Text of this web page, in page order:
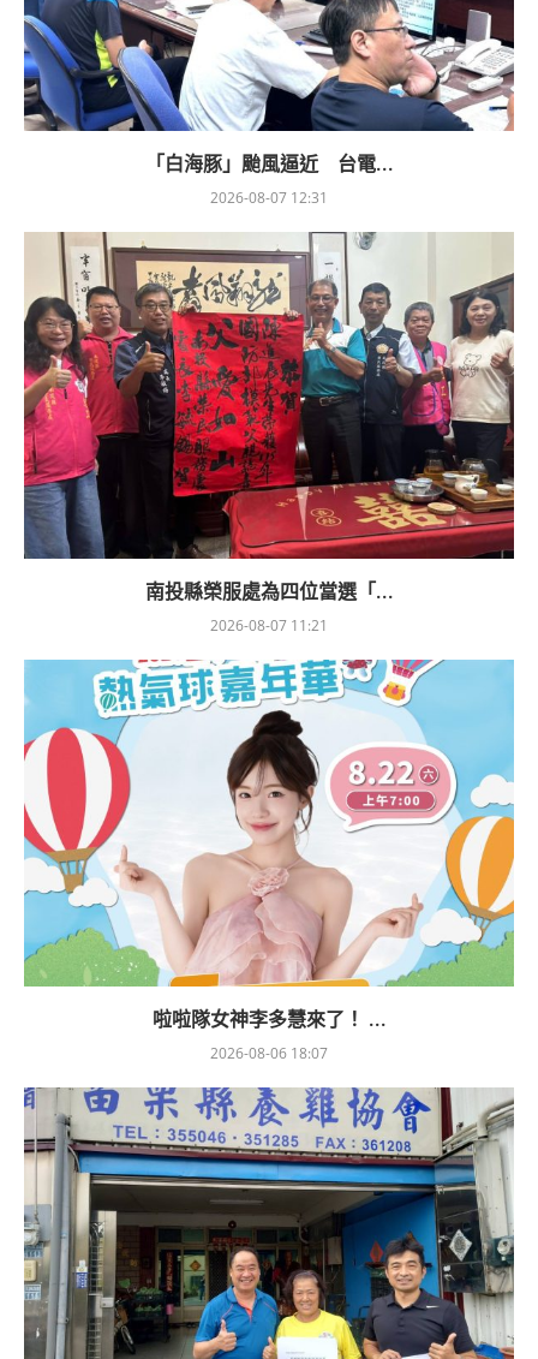
「白海豚」颱風逼近 台電...
2026-08-07 12:31
南投縣榮服處為四位當選「...
2026-08-07 11:21
啦啦隊女神李多慧來了！ ...
2026-08-06 18:07